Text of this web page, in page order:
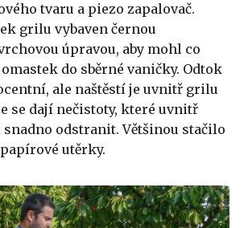
tvaru a piezo zapalovač.
grilu vybaven černou
úpravou, aby mohl co
do sběrné vaničky. Odtok
ale naštěstí je uvnitř grilu
se dají nečistoty, které uvnitř
odstranit. Většinou stačilo
utěrky.